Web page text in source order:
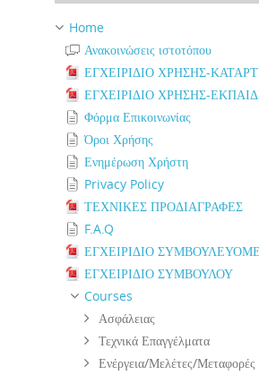
Home
Ανακοινώσεις ιστοτόπου
ΕΓΧΕΙΡΙΔΙΟ ΧΡΗΣΗΣ-
ΕΓΧΕΙΡΙΔΙΟ ΧΡΗΣΗΣ-
Φόρμα Επικοινωνίας
Όροι Χρήσης
Ενημέρωση Χρήστη
Privacy Policy
ΤΕΧΝΙΚΕΣ ΠΡΟΔΙΑΓΡΑΦΕΣ
F.A.Q
ΕΓΧΕΙΡΙΔΙΟ
ΕΓΧΕΙΡΙΔΙΟ ΣΥΜΒΟΥΛΟΥ
Courses
Ασφάλειας
Τεχνικά Επαγγέλματα
Ενέργεια/Μελέτες/Μεταφορές